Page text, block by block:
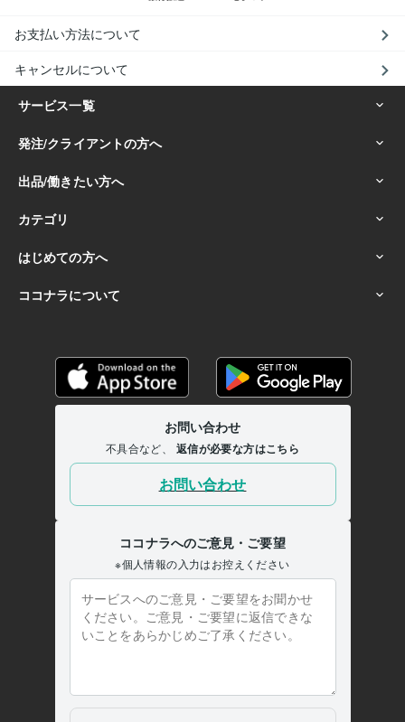
お支払い方法について
キャンセルについて